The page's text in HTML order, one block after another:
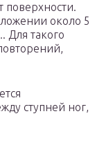
поверхности.
около 5
Для такого
ступней ног,